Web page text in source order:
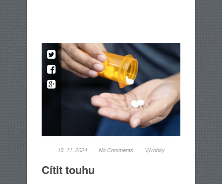
10. 11. 2024 No Comments Výrobky
Cítit touhu